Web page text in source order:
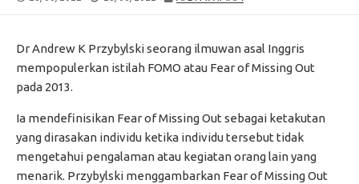
Dr Andrew K Przybylski seorang ilmuwan asal Inggris
mempopulerkan istilah FOMO atau Fear of Missing Out
pada 2013.
Ia mendefinisikan Fear of Missing Out sebagai ketakutan
yang dirasakan individu ketika individu tersebut tidak
mengetahui pengalaman atau kegiatan orang lain yang
menarik. Przybylski menggambarkan Fear of Missing Out